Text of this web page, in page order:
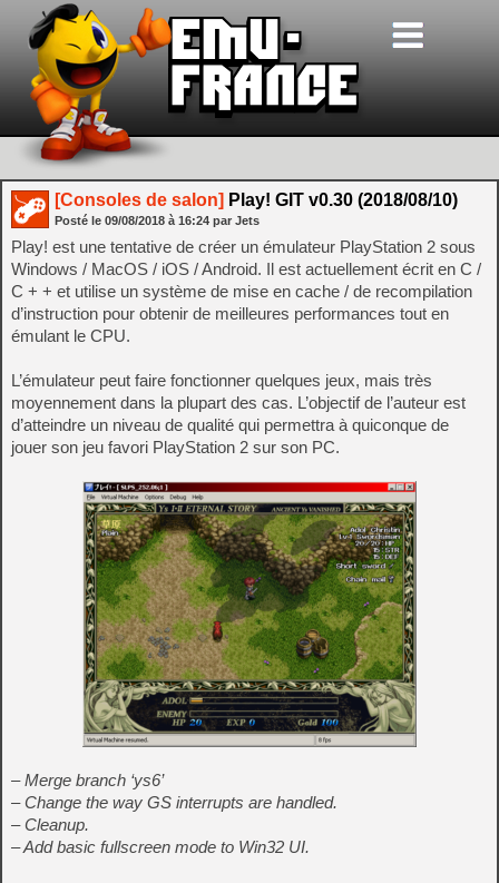
[Consoles de salon] Play! GIT v0.30 (2018/08/10)
Posté le 09/08/2018 à 16:24 par Jets
Play! est une tentative de créer un émulateur PlayStation 2 sous
Windows / MacOS / iOS / Android. Il est actuellement écrit en C /
C + + et utilise un système de mise en cache / de recompilation
d’instruction pour obtenir de meilleures performances tout en
émulant le CPU.
L’émulateur peut faire fonctionner quelques jeux, mais très
moyennement dans la plupart des cas. L’objectif de l’auteur est
d’atteindre un niveau de qualité qui permettra à quiconque de
jouer son jeu favori PlayStation 2 sur son PC.
– Merge branch ‘ys6’
– Change the way GS interrupts are handled.
– Cleanup.
– Add basic fullscreen mode to Win32 UI.